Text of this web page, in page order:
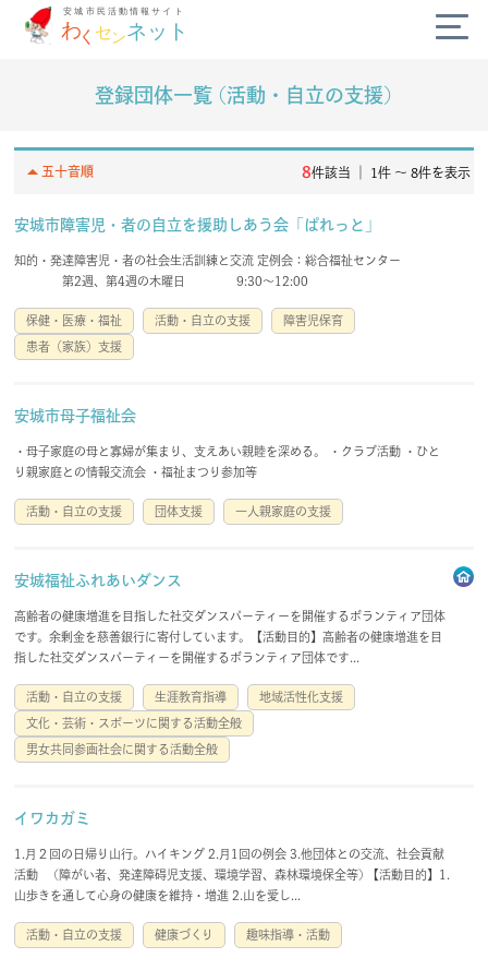
diversity_3
campaign
today
volunteer_activism
わくセンネットとは？ よくある質問
会員規約 免責事項
登録団体要綱
account_circle login
登録団体一覧 (活動・自立の支援)
arrow_drop_up五十音順 8件該当 ｜ 1件 〜 8件を表示
安城市障害児・者の自立を援助しあう会「ぱれっと」
知的・発達障害児・者の社会生活訓練と交流 定例会：総合福祉センター
第2週、第4週の木曜日 9:30～12:00
保健・医療・福祉 活動・自立の支援 障害児保育
患者（家族）支援
安城市母子福祉会
・母子家庭の母と寡婦が集まり、支えあい親睦を深める。 ・クラブ活動 ・ひと
り親家庭との情報交流会 ・福祉まつり参加等
活動・自立の支援 団体支援 一人親家庭の支援
安城福祉ふれあいダンス
高齢者の健康増進を目指した社交ダンスパーティーを開催するボランティア団体
です。余剰金を慈善銀行に寄付しています。【活動目的】高齢者の健康増進を目
指した社交ダンスパーティーを開催するボランティア団体です...
活動・自立の支援 生涯教育指導 地域活性化支援
文化・芸術・スポーツに関する活動全般
男女共同参画社会に関する活動全般
イワカガミ
1.月２回の日帰り山行。ハイキング 2.月1回の例会 3.他団体との交流、社会貢献
活動 (障がい者、発達障碍児支援、環境学習、森林環境保全等) 【活動目的】1.
山歩きを通して心身の健康を維持・増進 2.山を愛し...
活動・自立の支援 健康づくり 趣味指導・活動